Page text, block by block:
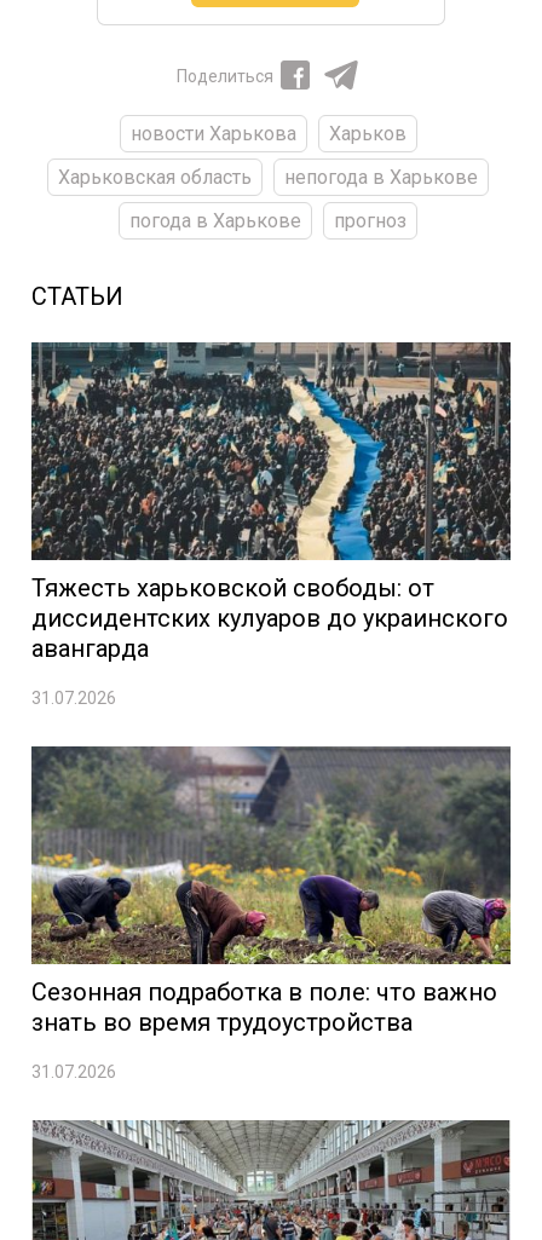
Поделиться
новости Харькова
Харьков
Харьковская область
непогода в Харькове
погода в Харькове
прогноз
СТАТЬИ
Тяжесть харьковской свободы: от
диссидентских кулуаров до украинского
авангарда
31.07.2026
Сезонная подработка в поле: что важно
знать во время трудоустройства
31.07.2026